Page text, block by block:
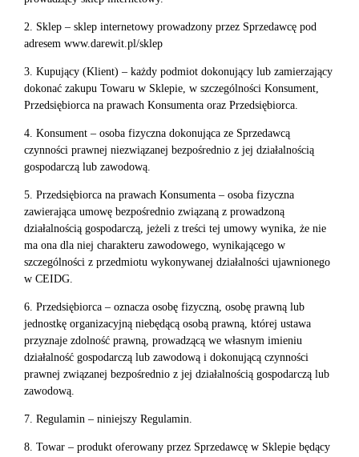
2. Sklep – sklep internetowy prowadzony przez Sprzedawcę pod
adresem www.darewit.pl/sklep
3. Kupujący (Klient) – każdy podmiot dokonujący lub zamierzający
dokonać zakupu Towaru w Sklepie, w szczególności Konsument,
Przedsiębiorca na prawach Konsumenta oraz Przedsiębiorca.
4. Konsument – osoba fizyczna dokonująca ze Sprzedawcą
czynności prawnej niezwiązanej bezpośrednio z jej działalnością
gospodarczą lub zawodową.
5. Przedsiębiorca na prawach Konsumenta – osoba fizyczna
zawierająca umowę bezpośrednio związaną z prowadzoną
działalnością gospodarczą, jeżeli z treści tej umowy wynika, że nie
ma ona dla niej charakteru zawodowego, wynikającego w
szczególności z przedmiotu wykonywanej działalności ujawnionego
w CEIDG.
6. Przedsiębiorca – oznacza osobę fizyczną, osobę prawną lub
jednostkę organizacyjną niebędącą osobą prawną, której ustawa
przyznaje zdolność prawną, prowadzącą we własnym imieniu
działalność gospodarczą lub zawodową i dokonującą czynności
prawnej związanej bezpośrednio z jej działalnością gospodarczą lub
zawodową.
7. Regulamin – niniejszy Regulamin.
8. Towar – produkt oferowany przez Sprzedawcę w Sklepie będący